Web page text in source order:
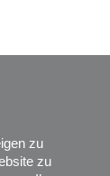
zu
zu